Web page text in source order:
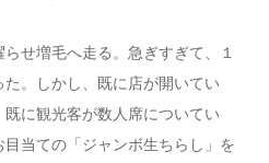
せ増毛へ走る。急ぎすぎて、１
。しかし、既に店が開いてい
に観光客が数人席についてい
当ての「ジャンボ生ちらし」を